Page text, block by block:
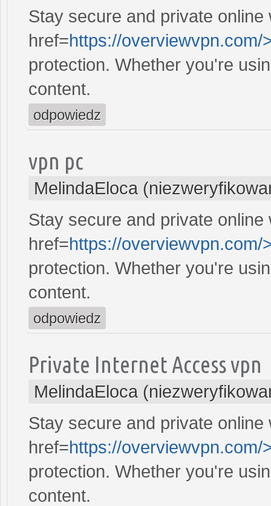
Stay secure and private online
href=https://overviewvpn.com/
protection. Whether you're
content.
odpowiedz
vpn pc
MelindaEloca
Stay secure and private online
href=https://overviewvpn.com/
protection. Whether you're
content.
odpowiedz
Private Internet Access vpn
MelindaEloca
Stay secure and private online
href=https://overviewvpn.com/
protection. Whether you're
content.